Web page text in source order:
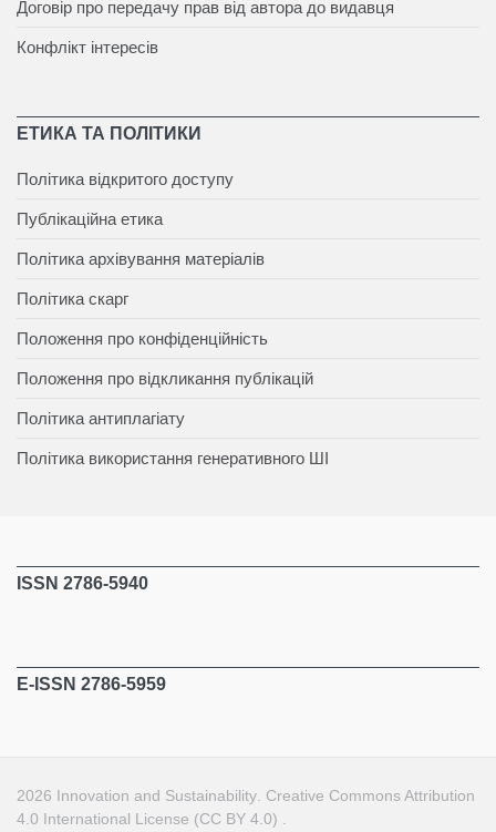
Договір про передачу прав від автора до видавця
Конфлікт інтересів
ЕТИКА ТА ПОЛІТИКИ
Політика відкритого доступу
Публікаційна етика
Політика архівування матеріалів
Політика скарг
Положення про конфіденційність
Положення про відкликання публікацій
Політика антиплагіату
Політика використання генеративного ШІ
ISSN 2786-5940
E-ISSN 2786-5959
2026 Innovation and Sustainability Creative Commons Attribution
4.0 International License (CC BY 4.0)